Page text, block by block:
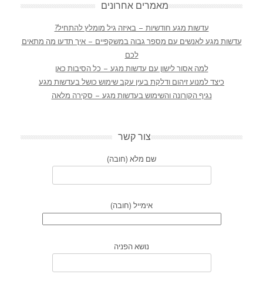
מאמרים אחרונים
עדשות מגע חודשיות – באיזה גיל מומלץ להתחיל?
עדשות מגע לאנשים עם מספר גבוה במשקפיים – איך תדעו מה מתאים
לכם
למה אסור לישון עם עדשות מגע – כל הסיבות כאן
כיצד למנוע זיהום ודלקת בעין עקב שימוש כושל בעדשות מגע
נגיף הקורונה והשימוש בעדשות מגע – סקירה מלאה
צור קשר
שם מלא (חובה)
אימייל (חובה)
נושא הפניה